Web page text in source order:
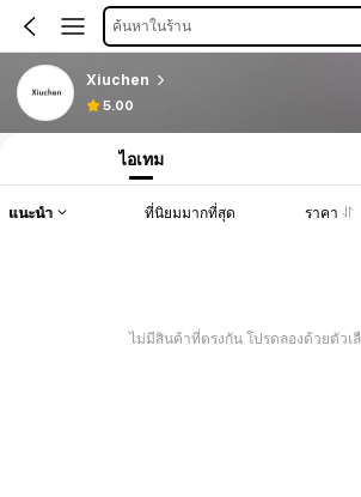
ค้นหาในร้าน
Xiuchen
5.00
ไอเทม
แนะนำ ที่นิยมมากที่สุด ราคา
ไม่มีสินค้าที่ตรงกัน โปรดลองด้วยตัวเ